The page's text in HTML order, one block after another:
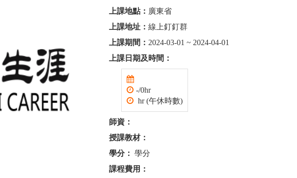
上課地點： 廣東省
上課地址： 線上釘釘群
上課期間： 2024-03-01 ~ 2024-04-01
上課日期及時間：
-/0hr
hr (午休時數)
師資：
授課教材：
學分： 學分
課程費用：